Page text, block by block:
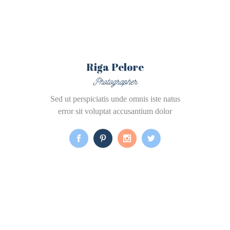
Riga Pelore
Photographer
Sed ut perspiciatis unde omnis iste natus
error sit voluptat accusantium dolor